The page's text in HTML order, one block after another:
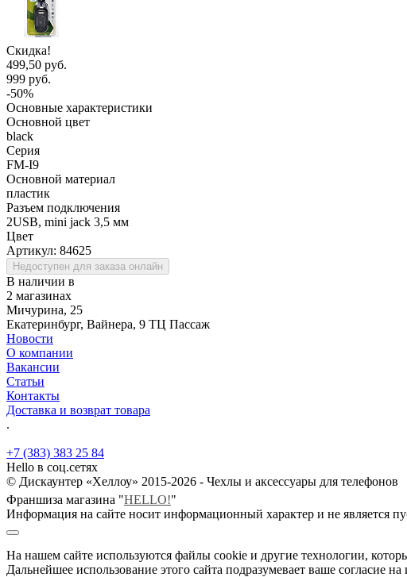
Скидка!
499,50 руб.
999 руб.
-50%
Основные характеристики
Основной цвет
black
Серия
FM-I9
Основной материал
пластик
Разъем подключения
2USB, mini jack 3,5 мм
Цвет
Артикул: 84625
Недоступен для заказа онлайн
В наличии в
2 магазинах
Мичурина, 25
Екатеринбург, Вайнера, 9 ТЦ Пассаж
Новости
О компании
Вакансии
Статьи
Контакты
Доставка и возврат товара
.
+7 (383) 383 25 84
Hello в соц.сетях
© Дискаунтер «Хеллоу» 2015-2026 - Чехлы и аксессуары для телефонов
Франшиза магазина "HELLO!"
Информация на сайте носит информационный характер и не является
На нашем сайте используются файлы cookie и другие технологии,
Дальнейшее использование этого сайта подразумевает ваше согласие